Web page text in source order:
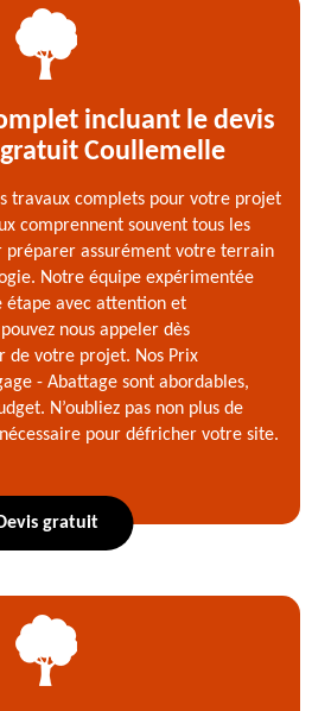
incluant le devis
Coullemelle
travaux complets pour votre projet
comprennent souvent tous les
préparer assurément votre terrain
Notre équipe expérimentée
étape avec attention et
nous appeler dès
de votre projet. Nos Prix
- Abattage sont abordables,
N’oubliez pas non plus de
pour défricher votre site.
Devis gratuit